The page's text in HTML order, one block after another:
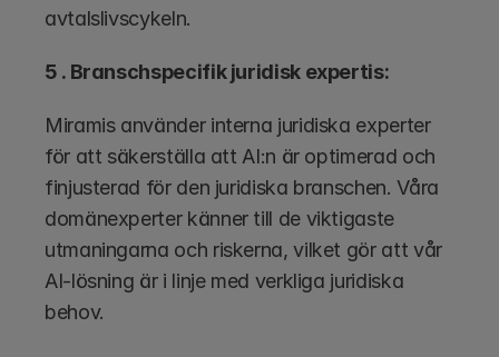
avtalslivscykeln.
5 . Branschspecifik juridisk expertis:
Miramis använder interna juridiska experter
för att säkerställa att AI:n är optimerad och
finjusterad för den juridiska branschen. Våra
domänexperter känner till de viktigaste
utmaningarna och riskerna, vilket gör att vår
AI-lösning är i linje med verkliga juridiska
behov.